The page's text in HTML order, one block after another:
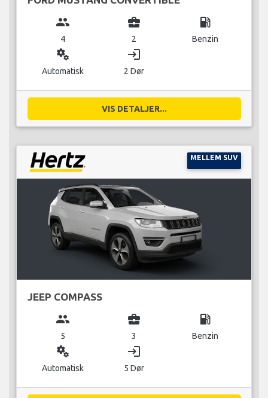
group
4
business_center
2
local_gas_station
Benzin
miscellaneous_services
Automatisk
login
2 Dør
VIS DETALJER...
MELLEM SUV
JEEP COMPASS
group
5
business_center
3
local_gas_station
Benzin
miscellaneous_services
Automatisk
login
5 Dør